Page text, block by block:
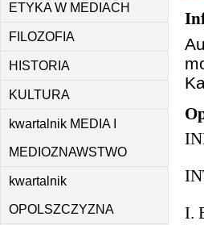
ETYKA W MEDIACH
FILOZOFIA
HISTORIA
KULTURA
kwartalnik MEDIA I
MEDIOZNAWSTWO
kwartalnik
OPOLSZCZYZNA
I.